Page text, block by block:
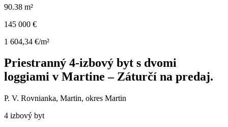
90.38 m²
145 000 €
1 604,34 €/m²
Priestranný 4-izbový byt s dvomi
loggiami v Martine – Záturčí na predaj.
P. V. Rovnianka, Martin, okres Martin
4 izbový byt